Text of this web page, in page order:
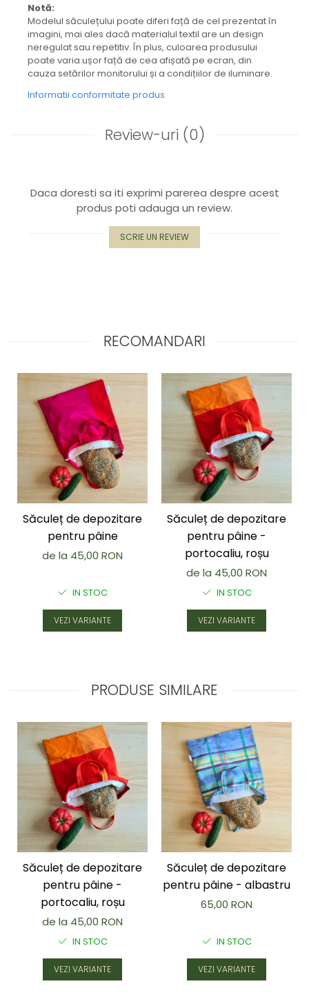
Notă:
Modelul săculețului poate diferi față de cel prezentat în
imagini, mai ales dacă materialul textil are un design
neregulat sau repetitiv. În plus, culoarea produsului
poate varia ușor față de cea afișată pe ecran, din
cauza setărilor monitorului și a condițiilor de iluminare.
Informatii conformitate produs
Review-uri (0)
Daca doresti sa iti exprimi parerea despre acest
produs poti adauga un review.
SCRIE UN REVIEW
RECOMANDARI
Săculeț de depozitare
pentru pâine
de la 45,00 RON
IN STOC
VEZI VARIANTE
Săculeț de depozitare
pentru pâine -
portocaliu, roșu
de la 45,00 RON
IN STOC
VEZI VARIANTE
PRODUSE SIMILARE
Săculeț de depozitare
pentru pâine -
portocaliu, roșu
de la 45,00 RON
IN STOC
VEZI VARIANTE
Săculeț de depozitare
pentru pâine - albastru
65,00 RON
IN STOC
VEZI VARIANTE